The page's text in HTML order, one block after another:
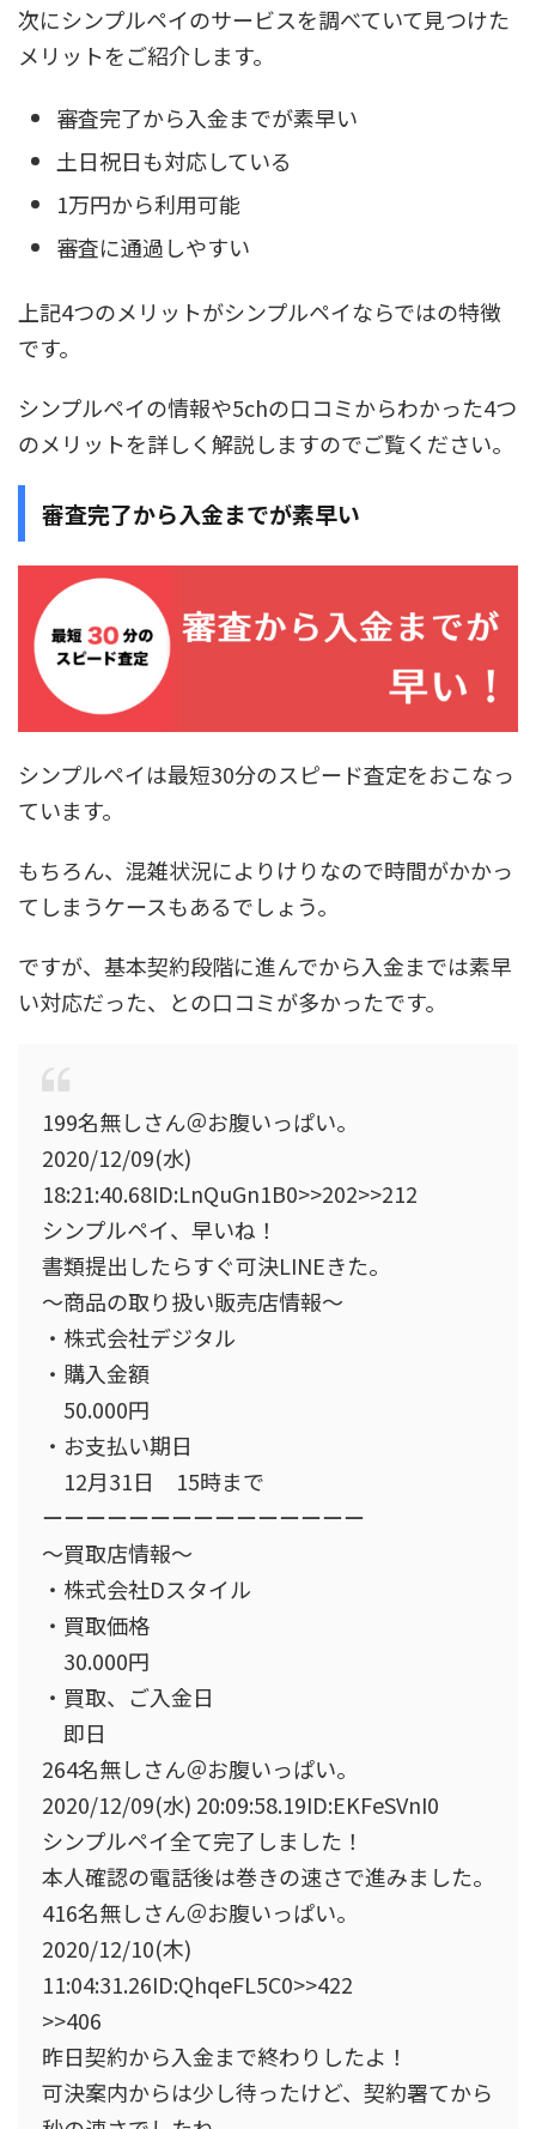
次にシンプルペイのサービスを調べていて見つけた
メリットをご紹介します。
審査完了から入金までが素早い
土日祝日も対応している
1万円から利用可能
審査に通過しやすい
上記4つのメリットがシンプルペイならではの特徴
です。
シンプルペイの情報や5chの口コミからわかった4つ
のメリットを詳しく解説しますのでご覧ください。
審査完了から入金までが素早い
シンプルペイは最短30分のスピード査定をおこなっ
ています。
もちろん、混雑状況によりけりなので時間がかかっ
てしまうケースもあるでしょう。
ですが、基本契約段階に進んでから入金までは素早
い対応だった、との口コミが多かったです。
199名無しさん＠お腹いっぱい。
2020/12/09(水)
18:21:40.68ID:LnQuGn1B0>>202>>212
シンプルペイ、早いね！
書類提出したらすぐ可決LINEきた。
～商品の取り扱い販売店情報～
・株式会社デジタル
・購入金額
50.000円
・お支払い期日
12月31日 15時まで
ーーーーーーーーーーーーーーー
～買取店情報～
・株式会社Dスタイル
・買取価格
30.000円
・買取、ご入金日
即日
264名無しさん＠お腹いっぱい。
2020/12/09(水) 20:09:58.19ID:EKFeSVnI0
シンプルペイ全て完了しました！
本人確認の電話後は巻きの速さで進みました。
416名無しさん＠お腹いっぱい。
2020/12/10(木)
11:04:31.26ID:QhqeFL5C0>>422
>>406
昨日契約から入金まで終わりしたよ！
可決案内からは少し待ったけど、 契約署てから